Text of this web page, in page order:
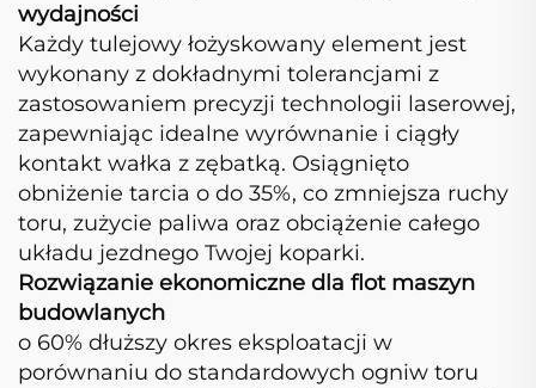
wydajności
Każdy tulejowy łożyskowany element jest
wykonany z dokładnymi tolerancjami z
zastosowaniem precyzji technologii laserowej,
zapewniając idealne wyrównanie i ciągły
kontakt wałka z zębatką. Osiągnięto
obniżenie tarcia o do 35%, co zmniejsza ruchy
toru, zużycie paliwa oraz obciążenie całego
układu jezdnego Twojej koparki.
Rozwiązanie ekonomiczne dla flot maszyn
budowlanych
o 60% dłuższy okres eksploatacji w
porównaniu do standardowych ogniw toru